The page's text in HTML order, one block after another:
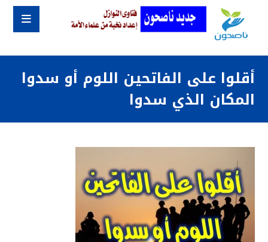
أقلوا على الفاتحين اللوم أو سدوا
المكان الذي سدوا